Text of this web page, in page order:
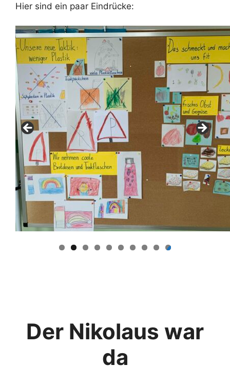
Hier sind ein paar Eindrücke:
0
Der Nikolaus war
da